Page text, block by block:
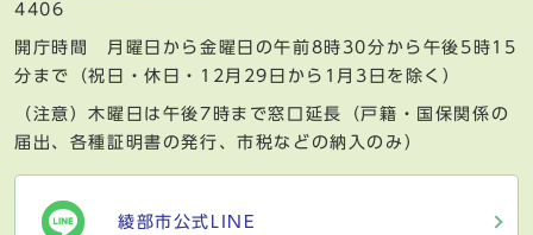
4406
開庁時間 月曜日から金曜日の午前8時30分から午後5時15
分まで（祝日・休日・12月29日から1月3日を除く）
（注意）木曜日は午後7時まで窓口延長（戸籍・国保関係の
届出、各種証明書の発行、市税などの納入のみ）
綾部市公式LINE